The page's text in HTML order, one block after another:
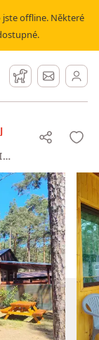
offline. Některé
Hlídací pes
Zprávy